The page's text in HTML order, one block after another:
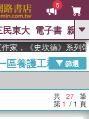
5
GO
吾 、 高希均教授回憶錄
、 父親節 、 花開錦
數學女孩：黎曼猜想
如果歷史是一
漫遊錄
民東大 電子書 親子
《史坎德》系列帶你
區養護工程處篩選
共 27 筆
第 1 / 1 頁